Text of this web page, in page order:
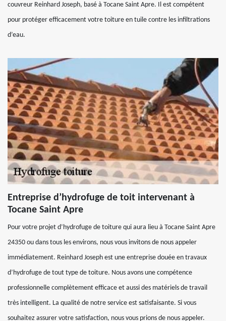
couvreur Reinhard Joseph, basé à Tocane Saint Apre. Il est compétent
pour protéger efficacement votre toiture en tuile contre les infiltrations
d’eau.
Entreprise d’hydrofuge de toit intervenant à
Tocane Saint Apre
Pour votre projet d’hydrofuge de toiture qui aura lieu à Tocane Saint Apre
24350 ou dans tous les environs, nous vous invitons de nous appeler
immédiatement. Reinhard Joseph est une entreprise douée en travaux
d’hydrofuge de tout type de toiture. Nous avons une compétence
professionnelle complètement efficace et aussi des matériels de travail
très intelligent. La qualité de notre service est satisfaisante. Si vous
souhaitez assurer votre satisfaction, nous vous prions de nous appeler.